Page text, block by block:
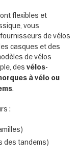
flexibles et
vous
fournisseurs de vélos
casques et des
de vélos
des vélos-
à vélo ou
.
:
des tandems)